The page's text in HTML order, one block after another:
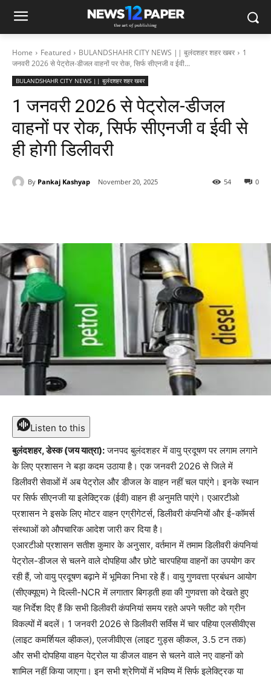
Home Featured BULANDSHAHR CITY NEWS || बुलंदशहर शहर खबर
1
जनवरी 2026 से पेट्रोल-डीजल वाहनों पर रोक, सिर्फ सीएनजी व ईवी...
BULANDSHAHR CITY NEWS || बुलंदशहर शहर खबर
1 जनवरी 2026 से पेट्रोल-डीजल
वाहनों पर रोक, सिर्फ सीएनजी व ईवी से
ही होगी डिलीवरी
By Pankaj Kashyap November 20, 2025 0
54
Listen to this
बुलंदशहर, डेस्क (जय यात्रा):जनपद बुलंदशहर में वायु प्रदूषण पर लगाम लगाने
के लिए प्रशासन ने बड़ा कदम उठाया है। एक जनवरी 2026 से जिले में
डिलीवरी सेवाओं में अब पेट्रोल और डीजल के वाहन नहीं चल पाएंगे। इनके स्थान
पर सिर्फ सीएनजी या इलेक्ट्रिक (ईवी) वाहन ही अनुमति पाएंगे। एआरटीओ
प्रशासन ने इसके लिए मोटर वाहन एग्रीगेटर्स, डिलीवरी कंपनियों और ई-कॉमर्स
संस्थाओं को औपचारिक आदेश जारी कर दिया है।
एआरटीओ प्रशासन सतीश कुमार के अनुसार, वर्तमान में तमाम डिलीवरी कंपनियां
पेट्रोल-डीजल से चलने वाले दोपहिया और छोटे चारपहिया वाहनों का उपयोग कर
रही हैं, जो वायु प्रदूषण बढ़ाने में भूमिका निभा रहे हैं। वायु गुणवत्ता प्रबंधन आयोग
(सीएक्यूएम) ने दिल्ली-NCR में लगातार बिगड़ती हवा की गुणवत्ता को देखते हुए
यह निर्देश दिए हैं कि सभी डिलीवरी कंपनियां समय रहते अपने फ्लीट को ग्रीन
विकल्पों में बदलें। 1 जनवरी 2026 से डिलीवरी सर्विस में चार पहिया एलसीवीएस
(लाइट कमर्शियल व्हीकल), एलजीवीएस (लाइट गुड्स व्हीकल, 3.5 टन तक)
और सभी दोपहिया वाहन पेट्रोल या डीजल वाहन से चलने वाले नए वाहनों को
शामिल नहीं किया जाएगा। इन सभी श्रेणियों में भविष्य में सिर्फ इलेक्ट्रिक या